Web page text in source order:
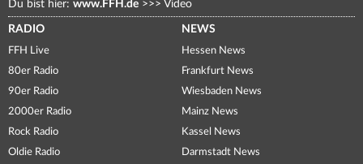
Du bist hier: www.FFH.de >>> Video
RADIO
FFH Live
80er Radio
90er Radio
2000er Radio
Rock Radio
Oldie Radio
NEWS
Hessen News
Frankfurt News
Wiesbaden News
Mainz News
Kassel News
Darmstadt News